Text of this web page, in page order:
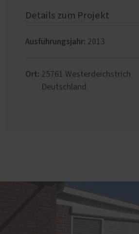
Details zum Projekt
Ausführungsjahr: 2013
Ort: 25761 Westerdeichstrich
Deutschland